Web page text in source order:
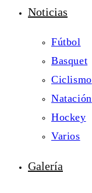
Noticias
Fútbol
Basquet
Ciclismo
Natación
Hockey
Varios
Galería